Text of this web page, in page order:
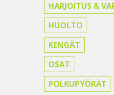
HARJOITUS &
HUOLTO
KENGÄT
OSAT
POLKUPYÖRÄT